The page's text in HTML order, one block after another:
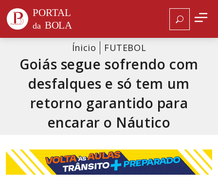
Ínicio FUTEBOL
Goiás segue sofrendo com
desfalques e só tem um
retorno garantido para
encarar o Náutico